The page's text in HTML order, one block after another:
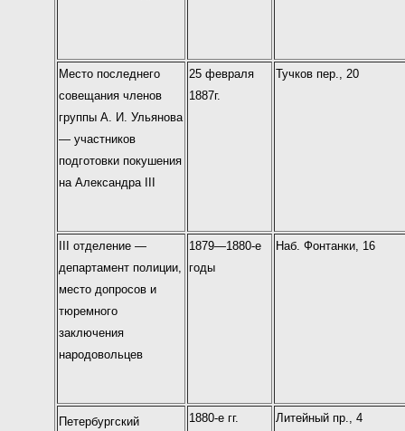
Место последнего
совещания членов
группы А. И. Ульянова
— участников
подготовки покушения
на Александра III
25 февраля
1887г.
Тучков пер., 20
III отделение —
департамент полиции,
место допросов и
тюремного
заключения
народовольцев
1879—1880-е
годы
Наб. Фонтанки, 16
Петербургский
1880-е гг. Литейный пр., 4